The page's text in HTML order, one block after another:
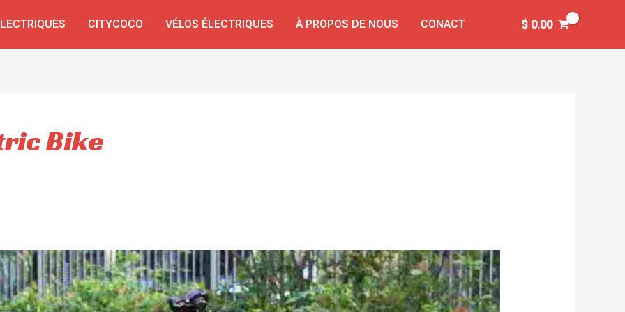
CITYCOCO VÉLOS ÉLECTRIQUES À PROPOS DE NOUS CONACT $0.00
Bike